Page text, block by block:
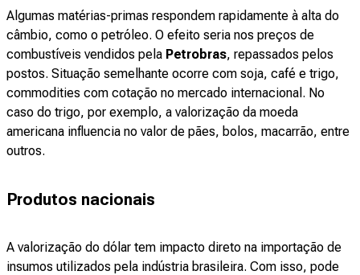
Algumas matérias-primas respondem rapidamente à alta do
câmbio, como o petróleo. O efeito seria nos preços de
combustíveis vendidos pela Petrobras, repassados pelos
postos. Situação semelhante ocorre com soja, café e trigo,
commodities com cotação no mercado internacional. No
caso do trigo, por exemplo, a valorização da moeda
americana influencia no valor de pães, bolos, macarrão, entre
outros.
Produtos nacionais
A valorização do dólar tem impacto direto na importação de
insumos utilizados pela indústria brasileira. Com isso, pode